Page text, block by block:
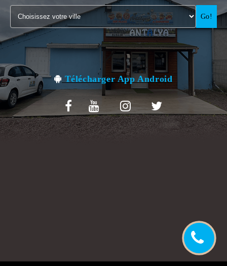
VOTRE COMPTE
NOTRE RESTAURANT
VOS AVIS
MENTIONS LÉGALES
C.G.V
Go!
Télécharger App Android